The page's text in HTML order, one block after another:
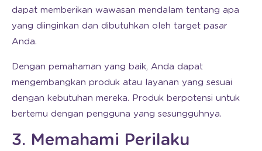
dapat memberikan wawasan mendalam tentang apa
yang diinginkan dan dibutuhkan oleh target pasar
Anda.
Dengan pemahaman yang baik, Anda dapat
mengembangkan produk atau layanan yang sesuai
dengan kebutuhan mereka. Produk berpotensi untuk
bertemu dengan pengguna yang sesungguhnya.
3. Memahami Perilaku